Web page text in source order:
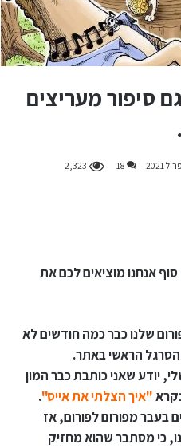
34-35 וגם סיפור מעריצים
18
2,323
אנחנו מוציאים לכם את
שלנו כבר כמה חודשים לא
הראשי באתר.
יודע שאני כותבת כבר המון
"איך הצלתי את אייס".
בעבר מפורום לפורום, אז
כי מסתבר שהוא מחזיק